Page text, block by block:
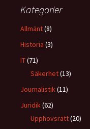
Kategorier
Allmänt(8)
Historia (3)
IT(71)
Säkerhet(13)
Journalistik(11)
Juridik(62)
Upphovsrätt(20)